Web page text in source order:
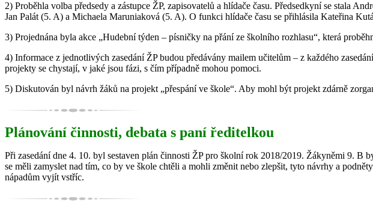
2) Proběhla volba předsedy a zástupce ŽP, zapisovatelů a hlídače času. Předsedkyní se stala
Jan Palát (5. A) a Michaela Maruniaková (5. A). O funkci hlídače času se přihlásila Kateřina
3) Projednána byla akce „Hudební týden – písničky na přání ze školního rozhlasu“, která
4) Informace z jednotlivých zasedání ŽP budou předávány mailem učitelům – z každého
projekty se chystají, v jaké jsou fázi, s čím případně mohou pomoci.
5) Diskutován byl návrh žáků na projekt „přespání ve škole“. Aby mohl být projekt zdárně
Plánování činnosti, debata s paní ředitelkou
Při zasedání dne 4. 10. byl sestaven plán činnosti ŽP pro školní rok 2018/2019. Žákyněmi 9.
se měli zamyslet nad tím, co by ve škole chtěli a mohli změnit nebo zlepšit, tyto návrhy a
nápadům vyjít vstříc.